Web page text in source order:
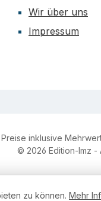
Wir über uns
Impressum
inklusive
© 2026 Edition-lmz -
zu können. Mehr